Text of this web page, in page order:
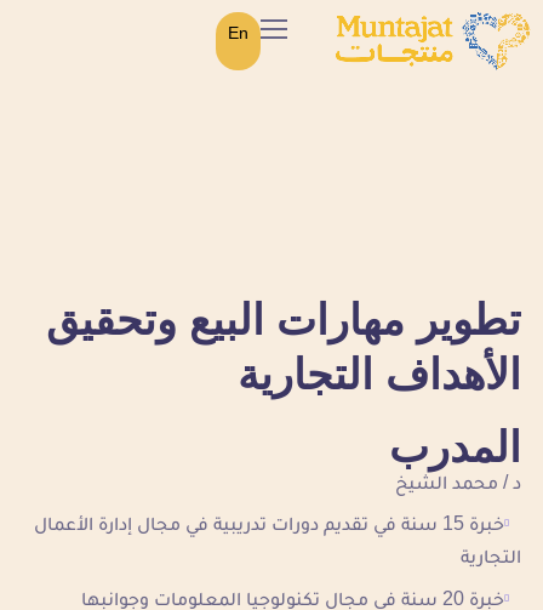
En
تطوير مهارات البيع وتحقيق
الأهداف التجارية
المدرب
د / محمد الشيخ
خبرة 15 سنة في تقديم دورات تدريبية في مجال إدارة الأعمال
التجارية
خبرة 20 سنة في مجال تكنولوجيا المعلومات وجوانبها